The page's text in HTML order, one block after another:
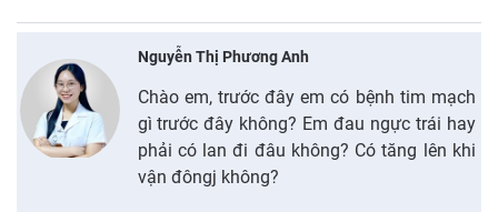
Nguyễn Thị Phương Anh
Chào em, trước đây em có bệnh tim mạch
gì trước đây không? Em đau ngực trái hay
phải có lan đi đâu không? Có tăng lên khi
vận đôngj không?